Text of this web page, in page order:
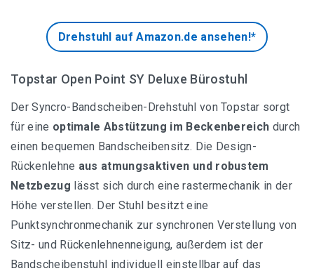
Topstar Syncro Bürostuhl
Ergonomische Sitzkissen Empfehlungen
Massagestuhl Empfehlungen
Drehstuhl auf Amazon.de ansehen!*
Topstar Open Point SY Deluxe Bürostuhl
Der Syncro-Bandscheiben-Drehstuhl von Topstar sorgt
für eine optimale Abstützung im Beckenbereich durch
einen bequemen Bandscheibensitz. Die Design-
Rückenlehne aus atmungsaktiven und robustem
Netzbezug lässt sich durch eine rastermechanik in der
Höhe verstellen. Der Stuhl besitzt eine
Punktsynchronmechanik zur synchronen Verstellung von
Sitz- und Rückenlehnenneigung, außerdem ist der
Bandscheibenstuhl individuell einstellbar auf das